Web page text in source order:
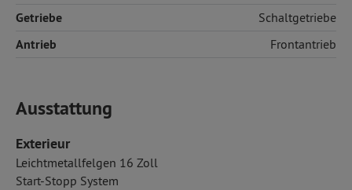
Getriebe Schaltgetriebe
Antrieb Frontantrieb
Ausstattung
Exterieur
Leichtmetallfelgen 16 Zoll
Start-Stopp System